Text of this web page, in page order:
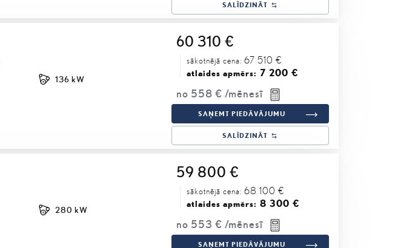
SALĪDZINĀT
60 310 €
sākotnējā cena: 67 510 €
atlaides apmērs: 7 200 €
no 558 € /mēnesī
136 kW
SAŅEMT PIEDĀVĀJUMU
SALĪDZINĀT
59 800 €
sākotnējā cena: 68 100 €
atlaides apmērs: 8 300 €
no 553 € /mēnesī
280 kW
SAŅEMT PIEDĀVĀJUMU